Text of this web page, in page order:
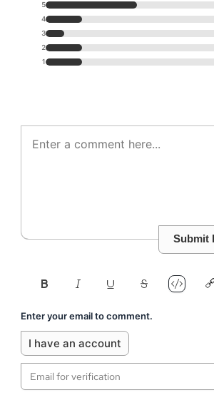
5
4
3
2
1
Submit
Enter your email to comment.
I have an account